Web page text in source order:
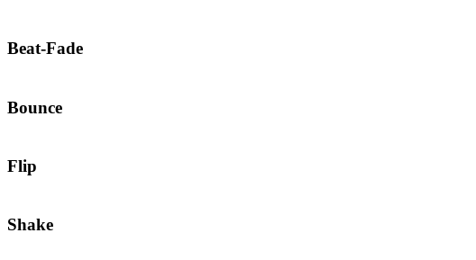
Beat-Fade
Bounce
Flip
Shake